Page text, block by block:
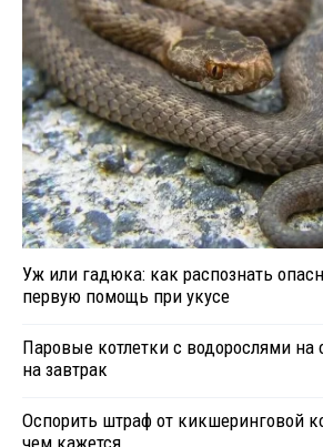
Уж или гадюка: как распознать
первую помощь при укусе
Паровые котлетки с водорослями на
на завтрак
Оспорить штраф от кикшеринговой